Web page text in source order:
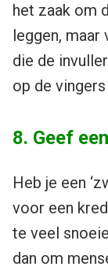
het zaak om
leggen,
die de
op de
8. Geef
Heb je een
voor een
te veel
dan om